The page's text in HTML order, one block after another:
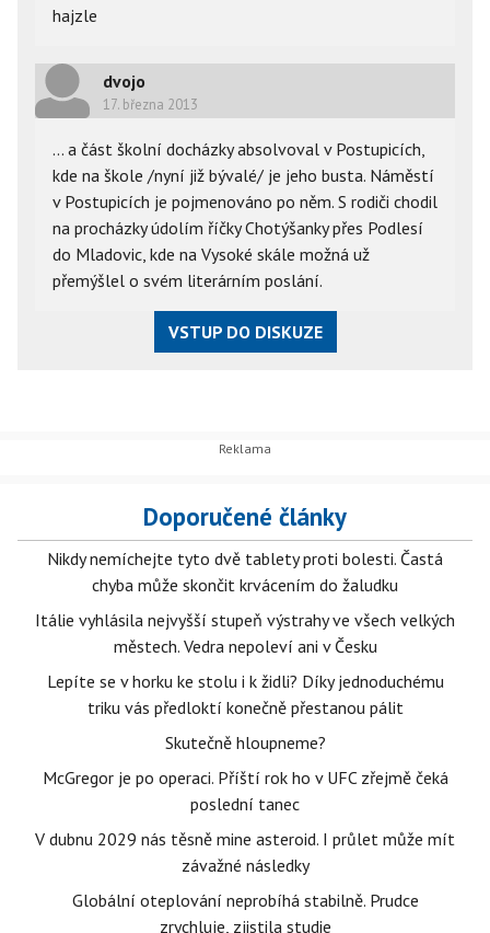
hajzle
dvojo
17. března 2013
... a část školní docházky absolvoval v Postupicích,
kde na škole /nyní již bývalé/ je jeho busta. Náměstí
v Postupicích je pojmenováno po něm. S rodiči chodil
na procházky údolím říčky Chotýšanky přes Podlesí
do Mladovic, kde na Vysoké skále možná už
přemýšlel o svém literárním poslání.
VSTUP DO DISKUZE
Doporučené články
Nikdy nemíchejte tyto dvě tablety proti bolesti. Častá
chyba může skončit krvácením do žaludku
Itálie vyhlásila nejvyšší stupeň výstrahy ve všech velkých
městech. Vedra nepoleví ani v Česku
Lepíte se v horku ke stolu i k židli? Díky jednoduchému
triku vás předloktí konečně přestanou pálit
Skutečně hloupneme?
McGregor je po operaci. Příští rok ho v UFC zřejmě čeká
poslední tanec
V dubnu 2029 nás těsně mine asteroid. I průlet může mít
závažné následky
Globální oteplování neprobíhá stabilně. Prudce
zrychluje, zjistila studie